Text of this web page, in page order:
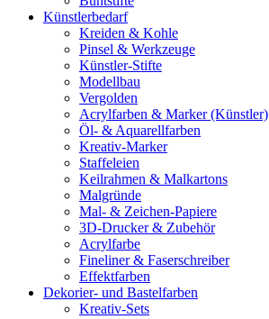
Künstlerbedarf
Kreiden & Kohle
Pinsel & Werkzeuge
Künstler-Stifte
Modellbau
Vergolden
Acrylfarben & Marker (Künstler)
Öl- & Aquarellfarben
Kreativ-Marker
Staffeleien
Keilrahmen & Malkartons
Malgründe
Mal- & Zeichen-Papiere
3D-Drucker & Zubehör
Acrylfarbe
Fineliner & Faserschreiber
Effektfarben
Dekorier- und Bastelfarben
Kreativ-Sets